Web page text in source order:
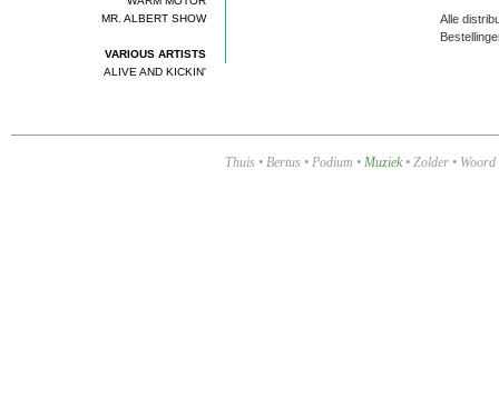
Alle
Thuis • Bertus • Podium • Muziek• Zolder • Woord
MR. ALBERT SHOW
VARIOUS ARTISTS
ALIVE AND KICKIN'